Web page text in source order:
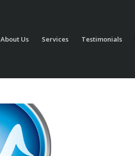
About Us Services Testimonials